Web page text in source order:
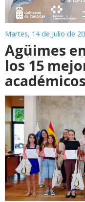
Martes, 14 de Julio de
Agüimes
los 15